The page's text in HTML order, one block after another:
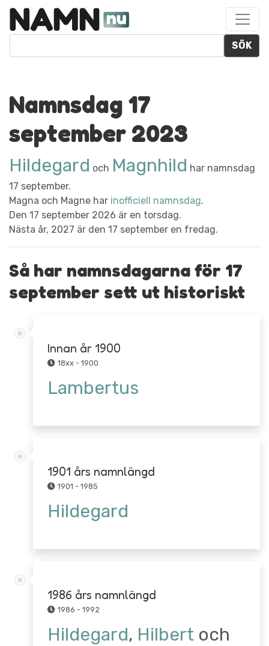
SÖK
Namnsdag 17
september 2023
Hildegard och Magnhild har namnsdag
17 september.
Magna och Magne har inofficiell namnsdag.
Den 17 september 2026 är en torsdag.
Nästa år, 2027 är den 17 september en fredag.
Så har namnsdagarna för 17
september sett ut historiskt
Innan år 1900
18xx - 1900
Lambertus
1901 års namnlängd
1901 - 1985
Hildegard
1986 års namnlängd
1986 - 1992
Hildegard, Hilbert och